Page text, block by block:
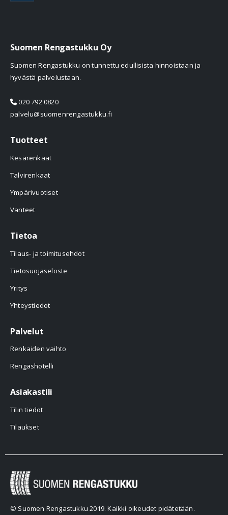
Suomen Rengastukku Oy
Suomen Rengastukku on tunnettu edullisista hinnoistaan ja
hyvästä palvelustaan.
020 792 0820
palvelu@suomenrengastukku.fi
Tuotteet
Kesärenkaat
Talvirenkaat
Ympärivuotiset
Vanteet
Tietoa
Tilaus- ja toimitusehdot
Tietosuojaseloste
Yritys
Yhteystiedot
Palvelut
Renkaiden vaihto
Rengashotelli
Asiakastili
Tilin tiedot
Tilaukset
© Suomen Rengastukku 2019. Kaikki oikeudet pidätetään.